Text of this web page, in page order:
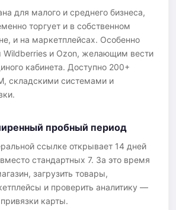
для малого и среднего бизнеса,
торгует и в собственном
и на маркетплейсах. Особенно
Wildberries и Ozon, желающим вести
кабинета. Доступно 200+
складскими системами и
пробный период
ссылке открывает 14 дней
стандартных 7. За это время
загрузить товары,
и проверить аналитику —
карты.